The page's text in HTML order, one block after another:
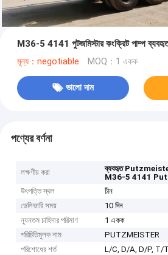
M36-5 4141 পুটজমিস্টার কংক্রিট পাম্প ব্যবহৃত
মূল্য：negotiable MOQ：1 একক
ভালো দাম
পণ্যের বর্ণনা
লক্ষণীয় করা ব্যবহৃত Putzmeister
M36-5 4141
উৎপত্তি স্থল
চীন
ডেলিভারি সময়
10 দিন
ন্যূনতম চাহিদার পরিমাণ
1 একক
পরিচিতিমুলক নাম
PUTZMEISTER
পরিশোধের শর্ত
L/C, D/A, D/P, T/T,